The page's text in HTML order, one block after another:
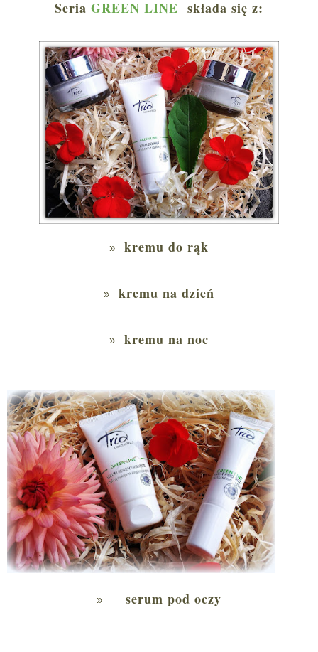
Seria GREEN LINE składa się z:
kremu do rąk
kremu na dzień
kremu na noc
serum pod oczy